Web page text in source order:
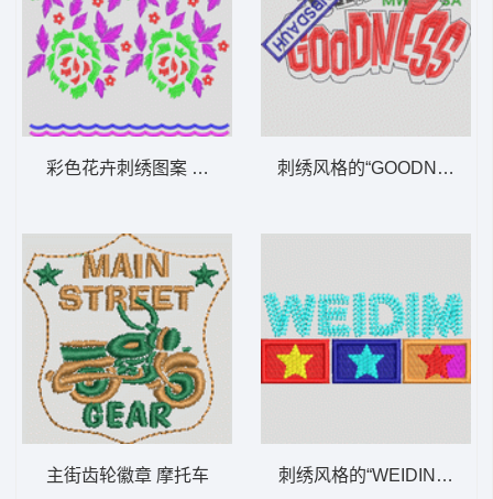
彩色花卉刺绣图案 家纺花
主街齿轮徽章 摩托车
刺绣风格的“GOODNESS”
刺绣风格的“WEIDIN”字样